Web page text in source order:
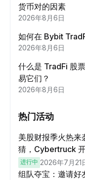
货币对的因素
2026年8月6日
如何在 Bybit
2026年8月6日
什么是 TradFi 股
易它们？
2026年8月6日
热门活动
美股财报季火热来
猜，Cybertruck 开
进行中 2026年7月21
组队夺宝：邀请